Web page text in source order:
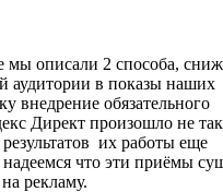
мы описали 2 способа,
аудитории в показы наших
внедрение обязательного
Директ произошло не
их работы еще
что эти приёмы
рекламу.